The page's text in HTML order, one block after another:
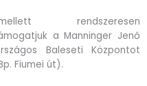
rendszeresen
a Manninger Jenő
Baleseti Központot
Fiumei út).